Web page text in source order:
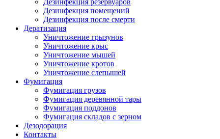
Дезинфекция помещений
Дезинфекция после смерти
Дератизация
Уничтожение грызунов
Уничтожение крыс
Уничтожение мышей
Уничтожение кротов
Уничтожение слепышей
Фумигация
Фумигация грузов
Фумигация деревянной тары
Фумигация поддонов
Фумигация складов с зерном
Дезодорация
Контакты